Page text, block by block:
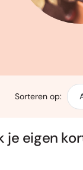
Sorteren op:
je eigen